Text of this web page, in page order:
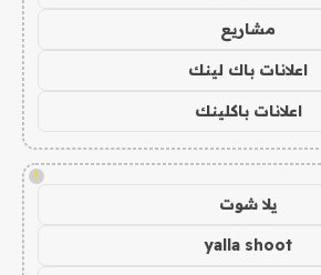
مشاريع
اعلانات باك لينك
اعلانات باكلينك
!
يلا شوت
yalla shoot